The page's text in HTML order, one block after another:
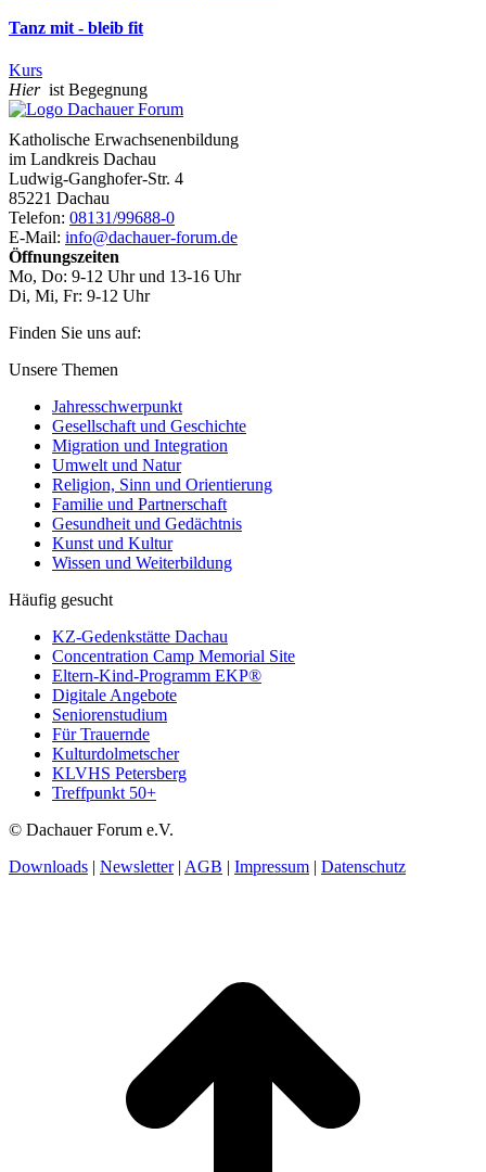
Tanz mit - bleib fit
Kurs
Hierist Begegnung
Katholische Erwachsenenbildung
im Landkreis Dachau
Ludwig-Ganghofer-Str. 4
85221 Dachau
Telefon: 08131/99688-0
E-Mail: info@dachauer-forum.de
Öffnungszeiten
Mo, Do: 9-12 Uhr und 13-16 Uhr
Di, Mi, Fr: 9-12 Uhr
Finden Sie uns auf:
Facebook
YouTube
Newsletter
Unsere Themen
Jahresschwerpunkt
Gesellschaft und Geschichte
Migration und Integration
Umwelt und Natur
Religion, Sinn und Orientierung
Familie und Partnerschaft
Gesundheit und Gedächtnis
Kunst und Kultur
Wissen und Weiterbildung
Häufig gesucht
KZ-Gedenkstätte Dachau
Concentration Camp Memorial Site
Eltern-Kind-Programm EKP®
Digitale Angebote
Seniorenstudium
Für Trauernde
Kulturdolmetscher
KLVHS Petersberg
Treffpunkt 50+
© Dachauer Forum e.V.
Downloads | Newsletter| AGB | Impressum | Datenschutz